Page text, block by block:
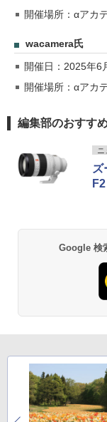
開催場所：αアカ
wacamera氏
開催日：2025年6
開催場所：αアカ
編集部のおすす
ニ
ズ
F2
Google 検